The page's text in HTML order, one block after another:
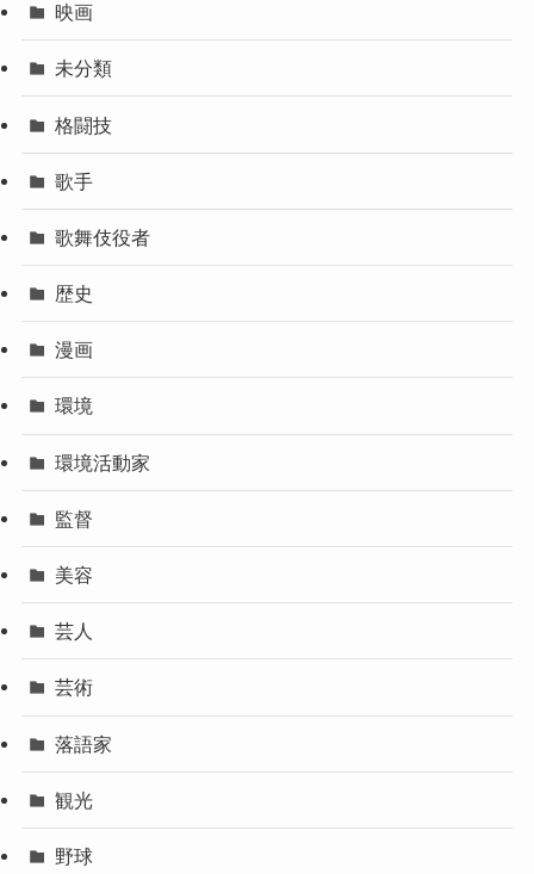
映画
未分類
格闘技
歌手
歌舞伎役者
歴史
漫画
環境
環境活動家
監督
美容
芸人
芸術
落語家
観光
野球